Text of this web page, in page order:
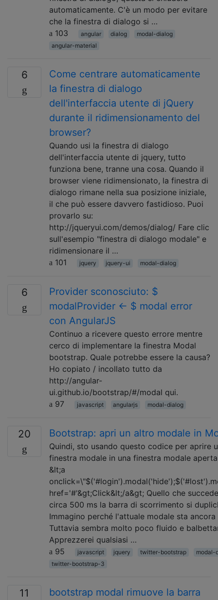
automaticamente. C'è un modo per evitare
che la finestra di dialogo si …
103
angular dialog
modal-dialog
angular-material
6
Come centrare automaticamente
la finestra di dialogo
dell'interfaccia utente di jQuery
durante il ridimensionamento del
browser?
Quando usi la finestra di dialogo
dell'interfaccia utente di jquery, tutto
funziona bene, tranne una cosa. Quando il
browser viene ridimensionato, la finestra di
dialogo rimane nella sua posizione iniziale,
il che può essere davvero fastidioso. Puoi
provarlo su:
http://jqueryui.com/demos/dialog/ Fare clic
sull'esempio "finestra di dialogo modale" e
ridimensionare il …
101
jquery jquery-ui modal-dialog
6
Provider sconosciuto: $
modalProvider <- $ modal error
con AngularJS
Continuo a ricevere questo errore mentre
cerco di implementare la finestra Modal
bootstrap. Quale potrebbe essere la causa?
Ho copiato / incollato tutto da
http://angular-
ui.github.io/bootstrap/#/modal qui.
97
javascript angularjs modal-dialog
20 Bootstrap: apri un altro modale in
Quindi, sto usando questo codice per aprire
finestra modale in una finestra modale
&lt;a
href='#'&gt;Click&lt;/a&gt; Quello che
circa 500 ms la barra di scorrimento si
Immagino perché l'attuale modale sta ancora
Tuttavia sembra molto poco fluido e
Apprezzerei qualsiasi …
95
javascript jquery twitter-bootstrap
modal-
twitter-bootstrap-3
11
bootstrap modal rimuove la barra